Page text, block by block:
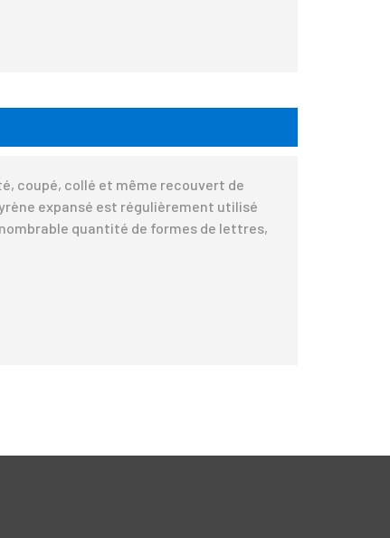
coupé, collé et même recouvert de
expansé est régulièrement utilisé
quantité de formes de lettres,